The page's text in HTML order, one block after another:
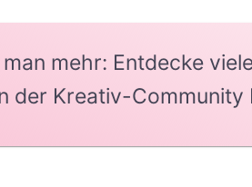
mehr: Entdecke
der Kreativ-Community